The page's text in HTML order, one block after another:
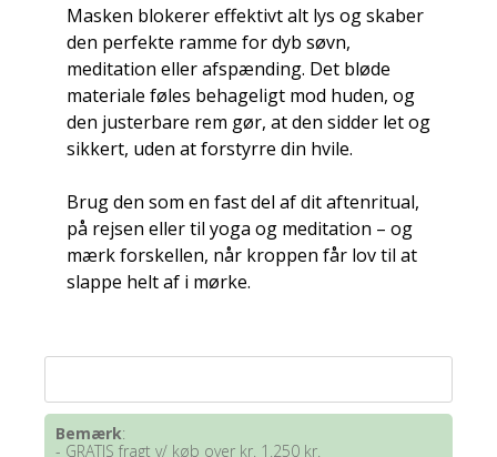
Masken blokerer effektivt alt lys og skaber
den perfekte ramme for dyb søvn,
meditation eller afspænding. Det bløde
materiale føles behageligt mod huden, og
den justerbare rem gør, at den sidder let og
sikkert, uden at forstyrre din hvile.
Brug den som en fast del af dit aftenritual,
på rejsen eller til yoga og meditation – og
mærk forskellen, når kroppen får lov til at
slappe helt af i mørke.
Bemærk:
- GRATIS fragt v/ køb over kr. 1.250 kr.